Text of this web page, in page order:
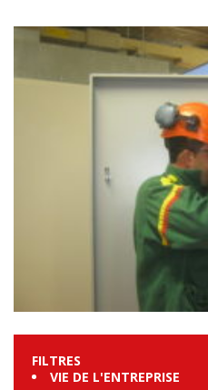
FILTRES
VIE DE L'ENTREPRISE